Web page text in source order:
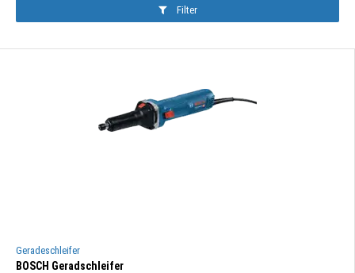
Filter
Geradeschleifer
BOSCH Geradschleifer